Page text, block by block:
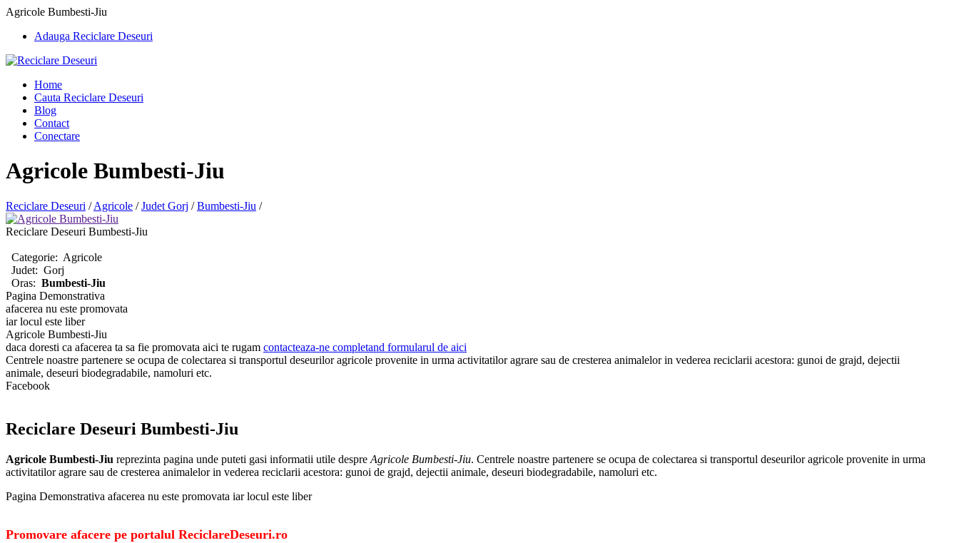
Agricole Bumbesti-Jiu
Adauga Reciclare Deseuri
Home
Cauta Reciclare Deseuri
Blog
Contact
Conectare
Agricole Bumbesti-Jiu
Reciclare Deseuri /Agricole /Judet Gorj /Bumbesti-Jiu /
Reciclare Deseuri Bumbesti-Jiu
Categorie: Agricole
Judet: Gorj
Oras: Bumbesti-Jiu
Pagina Demonstrativa
afacerea nu este promovata
iar locul este liber
Agricole Bumbesti-Jiu
daca doresti ca afacerea ta sa fie promovata aici te rugam contacteaza-ne completand formularul de aici
Centrele noastre partenere se ocupa de colectarea si transportul deseurilor agricole provenite in urma activitatilor agrare sau de cresterea animalelor in vederea reciclarii acestora: gunoi de grajd, dejectii
animale, deseuri biodegradabile, namoluri etc.
Facebook
Reciclare Deseuri Bumbesti-Jiu
Agricole Bumbesti-Jiu reprezinta pagina unde puteti gasi informatii utile despre Agricole Bumbesti-Jiu. Centrele noastre partenere se ocupa de colectarea si transportul deseurilor agricole provenite in urma
activitatilor agrare sau de cresterea animalelor in vederea reciclarii acestora: gunoi de grajd, dejectii animale, deseuri biodegradabile, namoluri etc.
Pagina Demonstrativa afacerea nu este promovata iar locul este liber
Promovare afacere pe portalul ReciclareDeseuri.ro